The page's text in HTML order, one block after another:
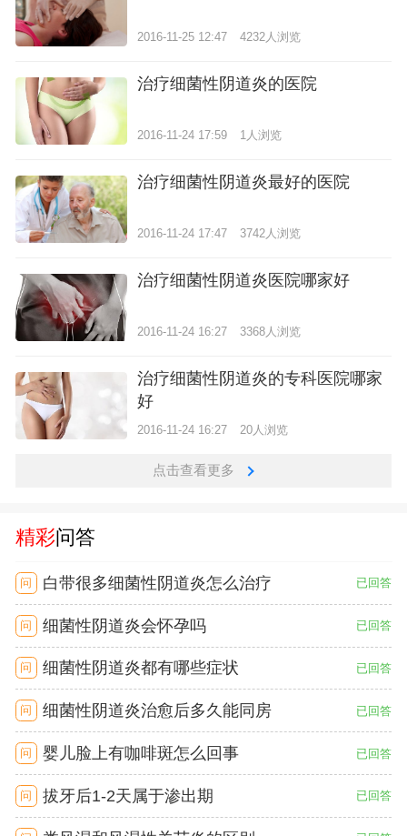
2016-11-25 12:47 4232人浏览
治疗细菌性阴道炎的医院
2016-11-24 17:59 1人浏览
治疗细菌性阴道炎最好的医院
2016-11-24 17:47 3742人浏览
治疗细菌性阴道炎医院哪家好
2016-11-24 16:27 3368人浏览
治疗细菌性阴道炎的专科医院哪家
好
2016-11-24 16:27 20人浏览
点击查看更多
精彩问答
问 白带很多细菌性阴道炎怎么治疗 已回答
问 细菌性阴道炎会怀孕吗 已回答
问 细菌性阴道炎都有哪些症状 已回答
问 细菌性阴道炎治愈后多久能同房 已回答
问 婴儿脸上有咖啡斑怎么回事 已回答
问 拔牙后1-2天属于渗出期 已回答